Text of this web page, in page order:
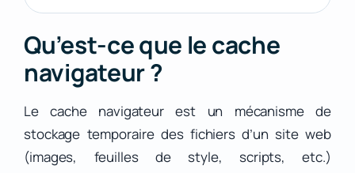
Qu’est-ce que le cache
navigateur ?
Le cache navigateur est un mécanisme de
stockage temporaire des fichiers d’un site web
(images, feuilles de style, scripts, etc.)